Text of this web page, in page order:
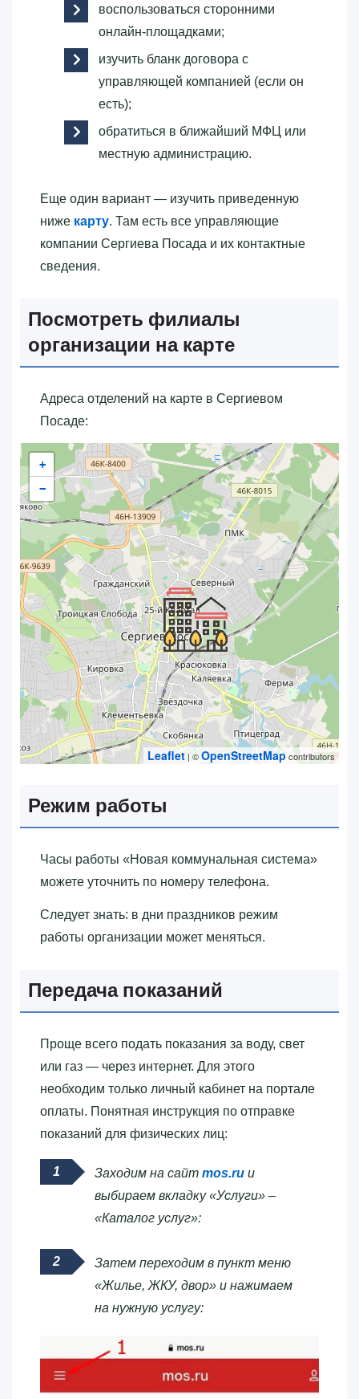
воспользоваться сторонними
онлайн-площадками;
изучить бланк договора с
управляющей компанией (если он
есть);
обратиться в ближайший МФЦ или
местную администрацию.
Еще один вариант — изучить приведенную
ниже карту. Там есть все управляющие
компании Сергиева Посада и их контактные
сведения.
Посмотреть филиалы
организации на карте
Адреса отделений на карте в Сергиевом
Посаде:
+
−
Leaflet | ©OpenStreetMap contributors
Режим работы
Часы работы «‎Новая коммунальная система»‎
можете уточнить по номеру телефона.
Следует знать: в дни праздников режим
работы организации может меняться.
Передача показаний
Проще всего подать показания за воду, свет
или газ — через интернет. Для этого
необходим только личный кабинет на портале
оплаты. Понятная инструкция по отправке
показаний для физических лиц:
Заходим на сайт mos.ru и
выбираем вкладку «Услуги» –
«Каталог услуг»:
Затем переходим в пункт меню
«Жилье, ЖКУ, двор» и нажимаем
на нужную услугу: